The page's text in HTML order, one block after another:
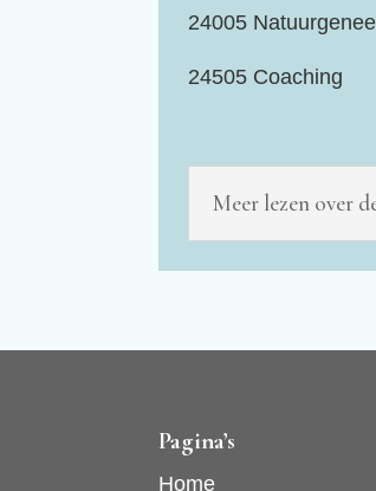
24005
24505 Coaching
Meer lezen over
Pagina’s
Home